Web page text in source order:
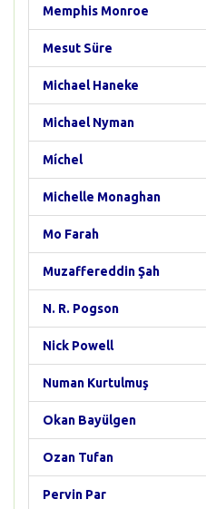
Memphis Monroe
Mesut Süre
Michael Haneke
Michael Nyman
Míchel
Michelle Monaghan
Mo Farah
Muzaffereddin Şah
N. R. Pogson
Nick Powell
Numan Kurtulmuş
Okan Bayülgen
Ozan Tufan
Pervin Par